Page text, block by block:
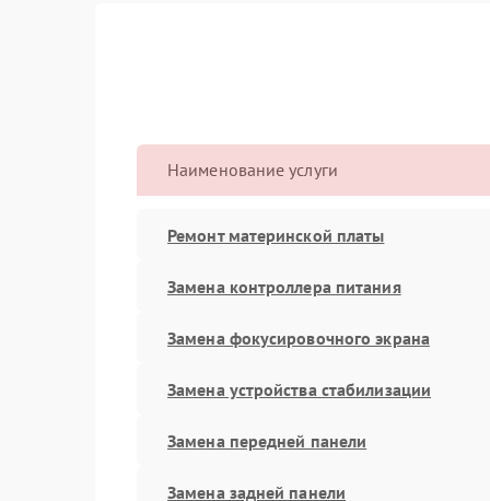
Наименование услуги
Ремонт материнской платы
Замена контроллера питания
Замена фокусировочного экрана
Замена устройства стабилизации
Замена передней панели
Замена задней панели